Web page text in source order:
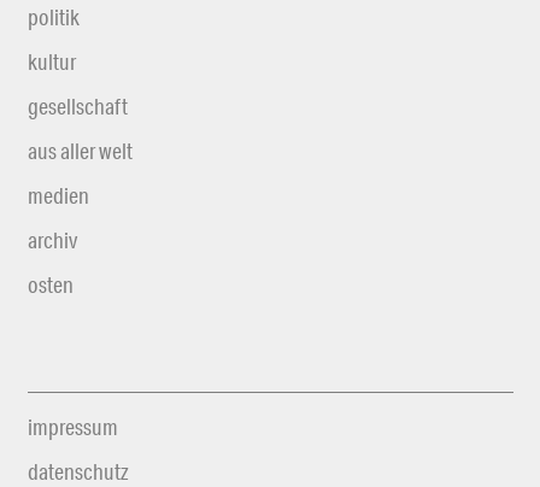
politik
kultur
gesellschaft
aus aller welt
medien
archiv
osten
impressum
datenschutz